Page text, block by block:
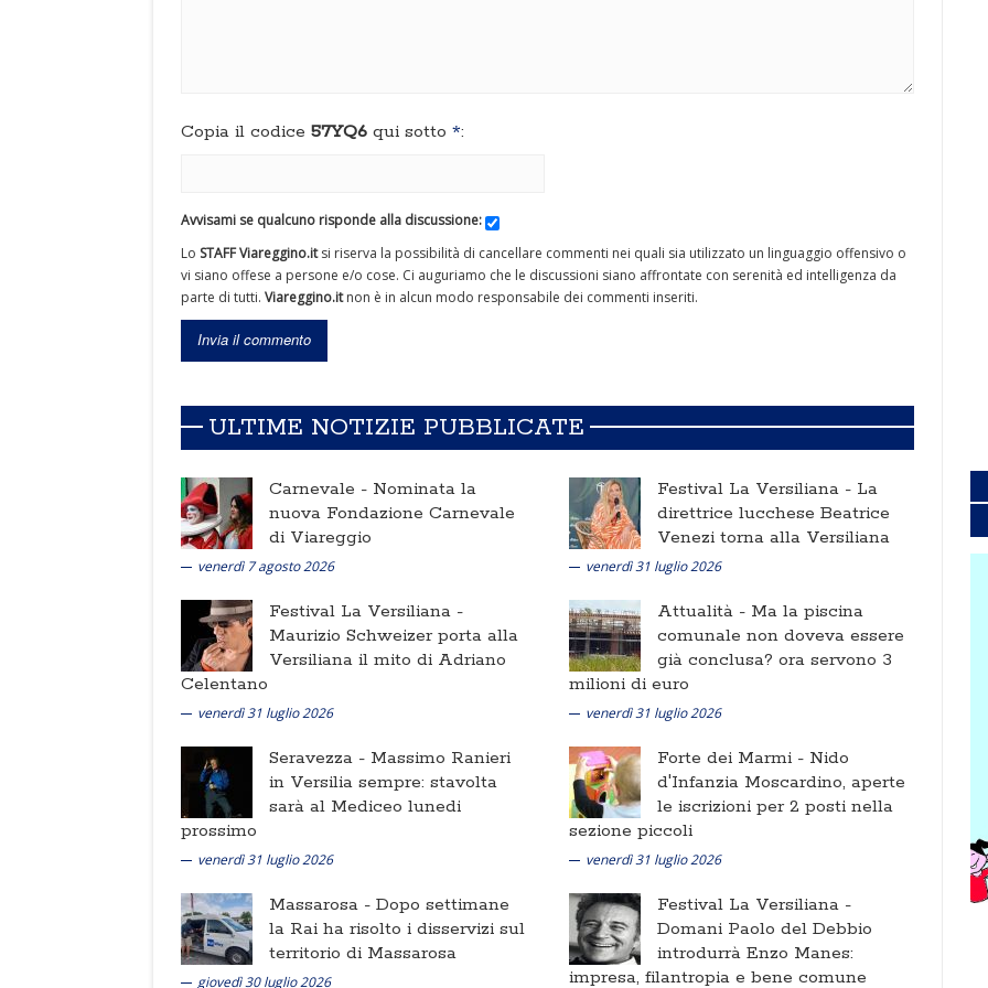
Copia il codice 57YQ6 qui sotto *:
Avvisami se qualcuno risponde alla discussione:
Lo STAFF Viareggino.itsi riserva la possibilità di cancellare commenti nei quali sia utilizzato un linguaggio offensivo o
vi siano offese a persone e/o cose. Ci auguriamo che le discussioni siano affrontate con serenità ed intelligenza da
parte di tutti. Viareggino.itnon è in alcun modo responsabile dei commenti inseriti.
ULTIME NOTIZIE PUBBLICATE
Carnevale - Nominata la
nuova Fondazione Carnevale
di Viareggio
venerdì 7 agosto 2026
Festival La Versiliana - La
direttrice lucchese Beatrice
Venezi torna alla Versiliana
venerdì 31 luglio 2026
Festival La Versiliana -
Maurizio Schweizer porta alla
Versiliana il mito di Adriano
Celentano
venerdì 31 luglio 2026
Attualità - Ma la piscina
comunale non doveva essere
già conclusa? ora servono 3
milioni di euro
venerdì 31 luglio 2026
Seravezza - Massimo Ranieri
in Versilia sempre: stavolta
sarà al Mediceo lunedi
prossimo
venerdì 31 luglio 2026
Forte dei Marmi - Nido
d'Infanzia Moscardino, aperte
le iscrizioni per 2 posti nella
sezione piccoli
venerdì 31 luglio 2026
Massarosa - Dopo settimane
la Rai ha risolto i disservizi sul
territorio di Massarosa
giovedì 30 luglio 2026
Festival La Versiliana -
Domani Paolo del Debbio
introdurrà Enzo Manes:
impresa, filantropia e bene comune